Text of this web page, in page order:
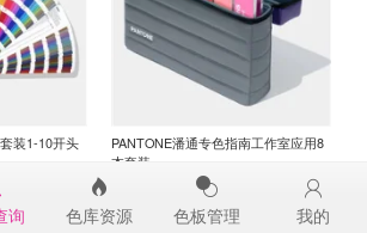
装1-10开头
PANTONE潘通专色指南工作室应用8
本套装
询 色库资源 色板管理 我的